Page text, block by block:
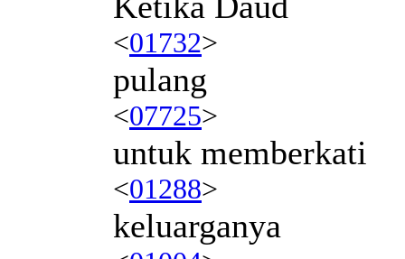
<01732>
pulang
<07725>
untuk memberkati
<01288>
keluarganya